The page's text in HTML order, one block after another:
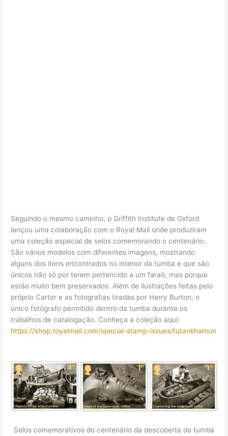
Seguindo o mesmo caminho, o Griffith Institute de Oxford
lançou uma colaboração com o Royal Mail onde produziram
uma coleção especial de selos comemorando o centenário.
São vários modelos com diferentes imagens, mostrando
alguns dos itens encontrados no interior da tumba e que são
únicos não só por terem pertencido a um faraó, mas porque
estão muito bem preservados. Além de ilustrações feitas pelo
próprio Carter e as fotografias tiradas por Harry Burton, o
único fotógrafo permitido dentro da tumba durante os
trabalhos de catalogação. Conheça a coleção aqui:
https://shop.royalmail.com/special-stamp-issues/tutankhamun
Selos comemorativos do centenário da descoberta da tumba